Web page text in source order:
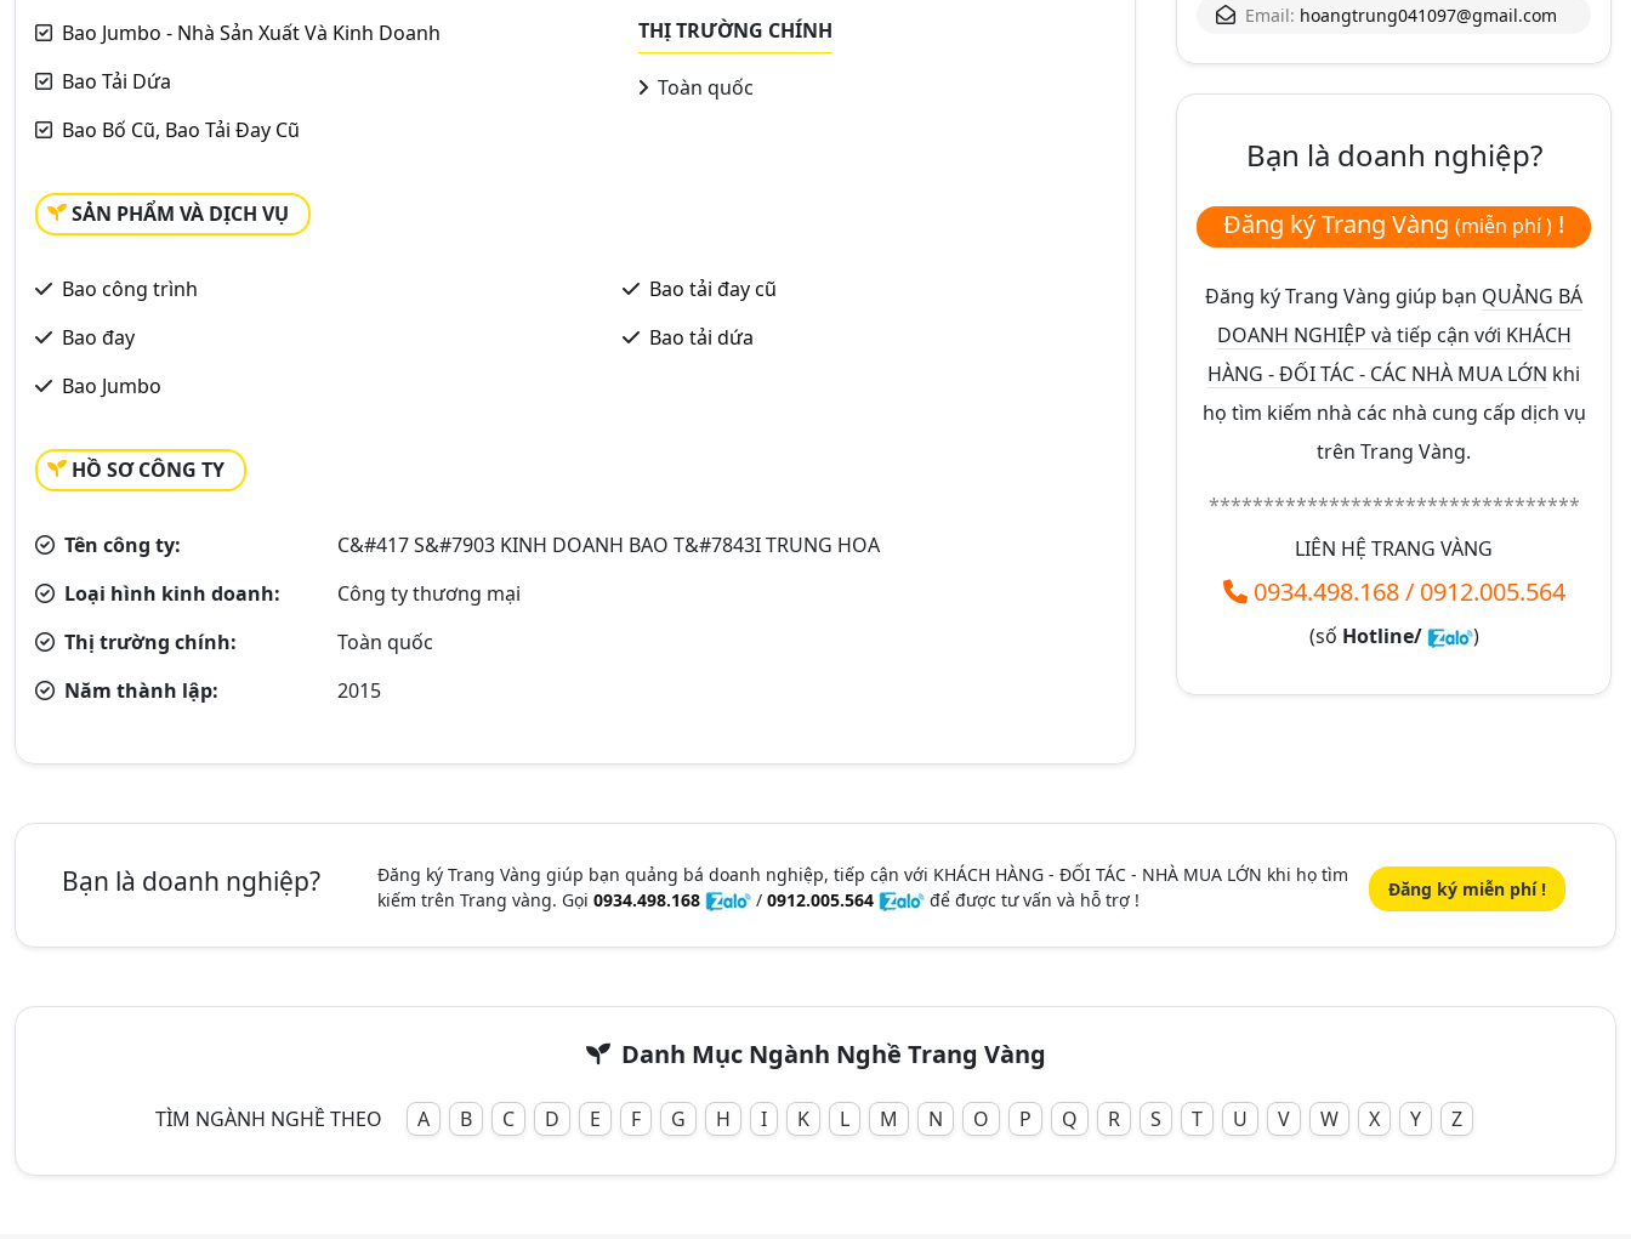
Bao Jumbo - Nhà Sản Xuất Và Kinh Doanh
Bao Tải Dứa
Bao Bố Cũ, Bao Tải Đay Cũ
THỊ TRƯỜNG CHÍNH
Toàn quốc
SẢN PHẨM VÀ DỊCH VỤ
Bao công trình
Bao đay
Bao Jumbo
Bao tải đay cũ
Bao tải dứa
HỒ SƠ CÔNG TY
Tên công ty:
C&#417 S&#7903 KINH DOANH BAO T&#7843I TRUNG HOA
Loại hình kinh doanh:
Công ty thương mại
Thị trường chính:
Toàn quốc
Năm thành lập:
2015
Email: hoangtrung041097@gmail.com
Bạn là doanh nghiệp?
Đăng ký Trang Vàng (miễn phí ) !
Đăng ký Trang Vàng giúp bạn QUẢNG BÁ
DOANH NGHIỆP và tiếp cận với KHÁCH
HÀNG - ĐỐI TÁC - CÁC NHÀ MUA LỚN khi
họ tìm kiếm nhà các nhà cung cấp dịch vụ
trên Trang Vàng.
**********************************
LIÊN HỆ TRANG VÀNG
0934.498.168/ 0912.005.564
(số Hotline/ )
Bạn là doanh nghiệp?
Đăng ký Trang Vàng giúp bạn quảng bá doanh nghiệp, tiếp cận với KHÁCH HÀNG - ĐỐI TÁC - NHÀ MUA LỚN khi họ tìm
kiếm trên Trang vàng. Gọi 0934.498.168 / 0912.005.564 để được tư vấn và hỗ trợ ! Đăng ký miễn phí !
Danh Mục Ngành Nghề Trang Vàng
TÌM NGÀNH NGHỀ THEO A B C D E F G H I K L M N O P Q R S T U V W X Y Z